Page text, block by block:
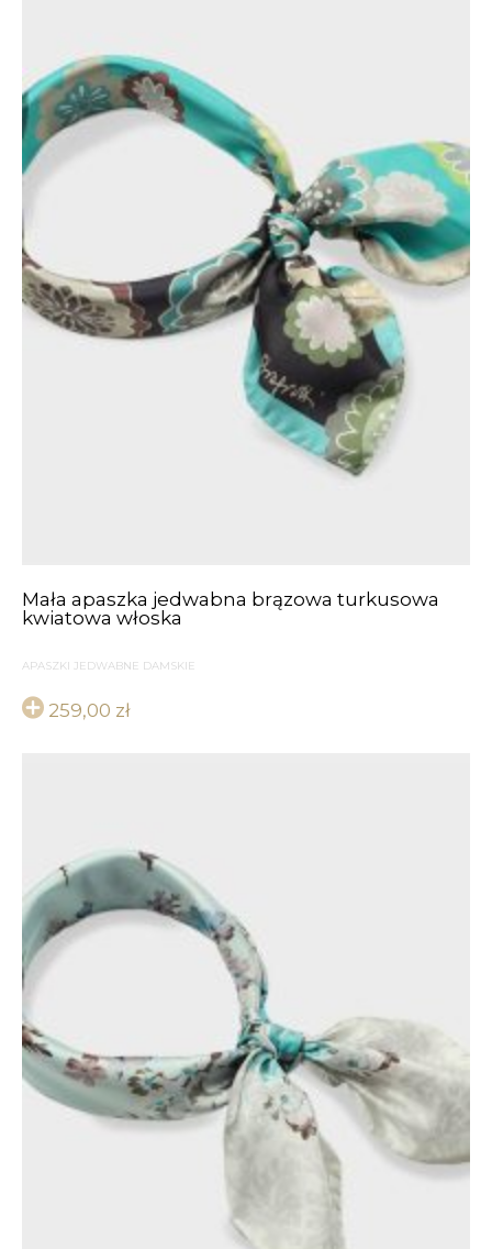
Mała apaszka jedwabna brązowa turkusowa
kwiatowa włoska
APASZKI JEDWABNE DAMSKIE
259,00 zł